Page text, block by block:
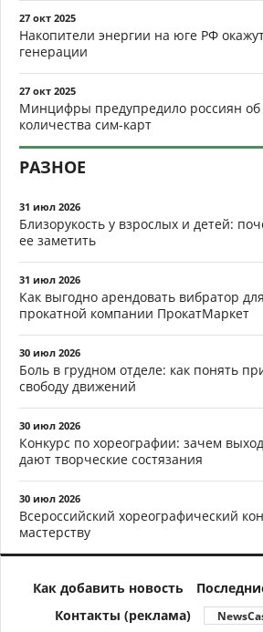
27 окт 2025
Накопители энергии на юге РФ
генерации
27 окт 2025
Минцифры предупредило россиян об
количества сим-карт
РАЗНОЕ
31 июл 2026
Близорукость у взрослых и детей:
ее заметить
31 июл 2026
Как выгодно арендовать вибратор
прокатной компании ПрокатМаркет
30 июл 2026
Боль в грудном отделе: как понять
свободу движений
30 июл 2026
Конкурс по хореографии: зачем
дают творческие состязания
30 июл 2026
Всероссийский хореографический
мастерству
Как добавить новость
Контакты (реклама)